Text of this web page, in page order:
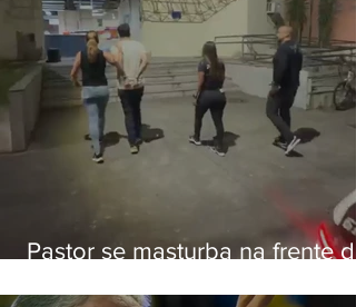
Pastor se masturba na frente de